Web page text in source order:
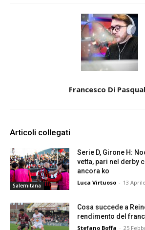
Francesco Di
Articoli collegati
Salernitana
Serie D, Girone H:
vetta, pari nel derby
ancora ko
Luca Virtuoso - 13
Cosa succede a
rendimento del
Stefano Boffa - 25